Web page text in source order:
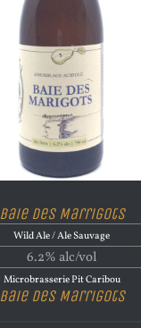
Baie Des Marrigots
Wild Ale / Ale Sauvage
6.2% alc/vol
Microbrasserie Pit Caribou
Baie Des Marrigots